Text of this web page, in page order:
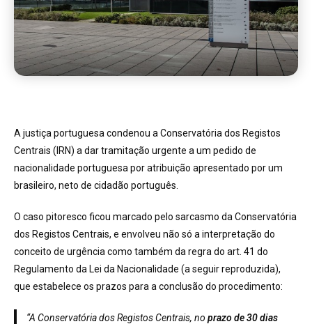
A justiça portuguesa condenou a Conservatória dos Registos
Centrais (IRN) a dar tramitação urgente a um pedido de
nacionalidade portuguesa por atribuição apresentado por um
brasileiro, neto de cidadão português.
O caso pitoresco ficou marcado pelo sarcasmo da Conservatória
dos Registos Centrais, e envolveu não só a interpretação do
conceito de urgência como também da regra do art. 41 do
Regulamento da Lei da Nacionalidade (a seguir reproduzida),
que estabelece os prazos para a conclusão do procedimento:
“A Conservatória dos Registos Centrais, no prazo de 30 dias